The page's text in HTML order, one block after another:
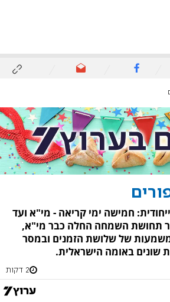
חמישה ימי קריאה - מי"א ועד
תחושת השמחה החלה כבר מי"א,
של שלושת הזמנים ובמסר
שונים באומה הישראלית.
2 דקות